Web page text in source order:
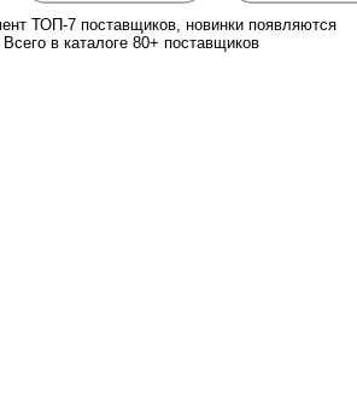
ТОП-7 поставщиков, новинки появляются
в каталоге 80+ поставщиков